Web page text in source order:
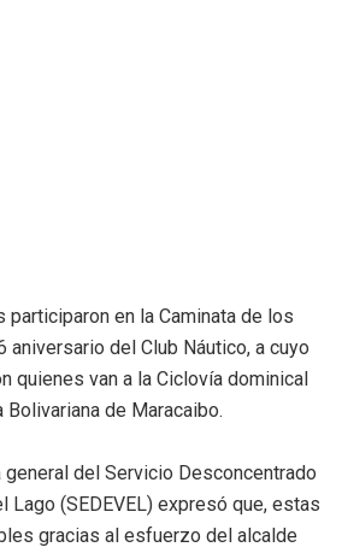
en la Caminata de los
aniversario del Club Náutico, a cuyo
quienes van a la Ciclovía dominical
de Maracaibo.
del Servicio Desconcentrado
Lago (SEDEVEL) expresó que, estas
gracias al esfuerzo del alcalde